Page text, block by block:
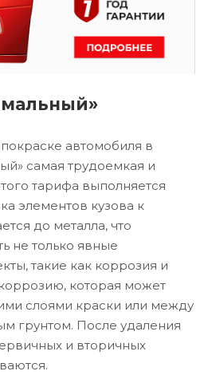
автомобиля в
самая трудоемкая и
тарифа выполняется
элементов кузова к
до металла, что
не только явные
такие как коррозия и
которая может
слоями краски или между
грунтом. После удаления
и вторичных